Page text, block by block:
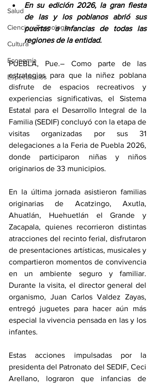
Salud
Ciencia y Tecnología
Cultura
Economía
Espectáculos
En su edición 2026, la gran fiesta
de las y los poblanos abrió sus
puertas a infancias de todas las
regiones de la entidad.
PUEBLA, Pue.– Como parte de las
estrategias para que la niñez poblana
disfrute de espacios recreativos y
experiencias significativas, el Sistema
Estatal para el Desarrollo Integral de la
Familia (SEDIF) concluyó con la etapa de
visitas organizadas por sus 31
delegaciones a la Feria de Puebla 2026,
donde participaron niñas y niños
originarios de 33 municipios.
En la última jornada asistieron familias
originarias de Acatzingo, Axutla,
Ahuatlán, Huehuetlán el Grande y
Zacapala, quienes recorrieron distintas
atracciones del recinto ferial, disfrutaron
de presentaciones artísticas, musicales y
compartieron momentos de convivencia
en un ambiente seguro y familiar.
Durante la visita, el director general del
organismo, Juan Carlos Valdez Zayas,
entregó juguetes para hacer aún más
especial la vivencia pensada en las y los
infantes.
Estas acciones impulsadas por la
presidenta del Patronato del SEDIF, Ceci
Arellano, lograron que infancias de